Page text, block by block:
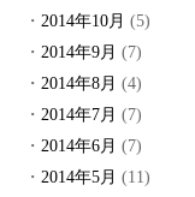
2014年10月 (5)
2014年9月 (7)
2014年8月 (4)
2014年7月 (7)
2014年6月 (7)
2014年5月 (11)